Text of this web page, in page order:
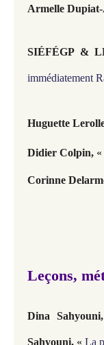
Armelle
SIÉFÉGP &
immédiatement
Huguette
Didier Colpin, «
Corinne
Leçons,
Dina Sahyouni,
Sahyouni, « La